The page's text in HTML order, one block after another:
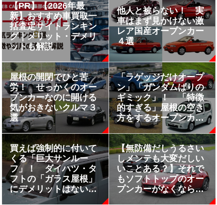
【PR】【2026年最
新】おすすめ車買取一
括査定サイトランキン
グ｜メリット・デメリ
ットも解説
他人と被らない！ 実
車はまず見かけない激
レア国産オープンカー
４選
屋根の開閉でひと苦
労！ せっかくのオー
プンカーなのに開ける
気がおきないクルマ３
選
「ラゲッジだけオープ
ン」「ガンダムばりの
ギミック」！ 「特徴
的すぎる」屋根の空き
方をするオープンカー
６選
買えば強制的に付いて
くる「巨大サンルー
フ」！ ダイハツ・タ
フトの「ガラス屋根」
にデメリットはないの
か？
【無防備だしうるさい
しメンテも大変だしい
いことある？】それで
もソフトトップのオー
プンカーがなくならな